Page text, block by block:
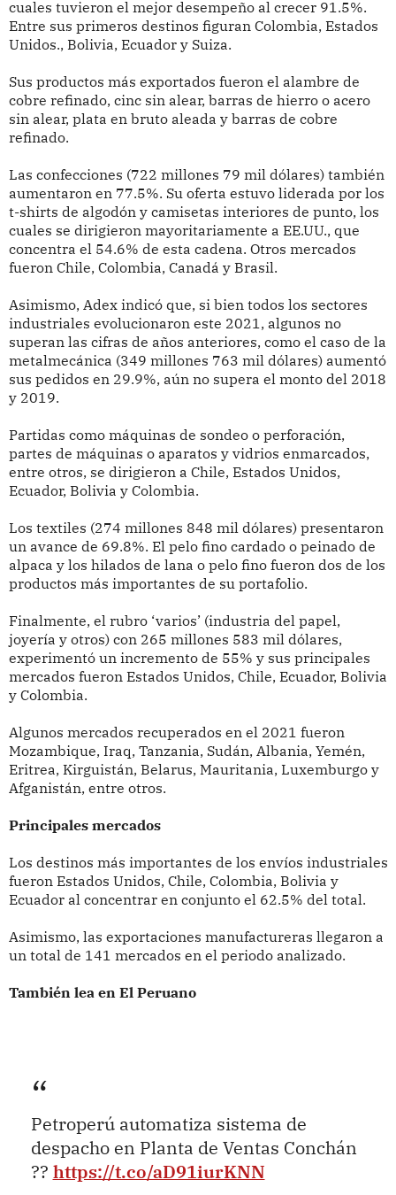
cuales tuvieron el mejor desempeño al crecer 91.5%.
Entre sus primeros destinos figuran Colombia, Estados
Unidos., Bolivia, Ecuador y Suiza.
Sus productos más exportados fueron el alambre de
cobre refinado, cinc sin alear, barras de hierro o acero
sin alear, plata en bruto aleada y barras de cobre
refinado.
Las confecciones (722 millones 79 mil dólares) también
aumentaron en 77.5%. Su oferta estuvo liderada por los
t-shirts de algodón y camisetas interiores de punto, los
cuales se dirigieron mayoritariamente a EE.UU., que
concentra el 54.6% de esta cadena. Otros mercados
fueron Chile, Colombia, Canadá y Brasil.
Asimismo, Adex indicó que, si bien todos los sectores
industriales evolucionaron este 2021, algunos no
superan las cifras de años anteriores, como el caso de la
metalmecánica (349 millones 763 mil dólares) aumentó
sus pedidos en 29.9%, aún no supera el monto del 2018
y 2019.
Partidas como máquinas de sondeo o perforación,
partes de máquinas o aparatos y vidrios enmarcados,
entre otros, se dirigieron a Chile, Estados Unidos,
Ecuador, Bolivia y Colombia.
Los textiles (274 millones 848 mil dólares) presentaron
un avance de 69.8%. El pelo fino cardado o peinado de
alpaca y los hilados de lana o pelo fino fueron dos de los
productos más importantes de su portafolio.
Finalmente, el rubro ‘varios’ (industria del papel,
joyería y otros) con 265 millones 583 mil dólares,
experimentó un incremento de 55% y sus principales
mercados fueron Estados Unidos, Chile, Ecuador, Bolivia
y Colombia.
Algunos mercados recuperados en el 2021 fueron
Mozambique, Iraq, Tanzania, Sudán, Albania, Yemén,
Eritrea, Kirguistán, Belarus, Mauritania, Luxemburgo y
Afganistán, entre otros.
Principales mercados
Los destinos más importantes de los envíos industriales
fueron Estados Unidos, Chile, Colombia, Bolivia y
Ecuador al concentrar en conjunto el 62.5% del total.
Asimismo, las exportaciones manufactureras llegaron a
un total de 141 mercados en el periodo analizado.
También lea en El Peruano
Petroperú automatiza sistema de
despacho en Planta de Ventas Conchán
?? https://t.co/aD91iurKNN